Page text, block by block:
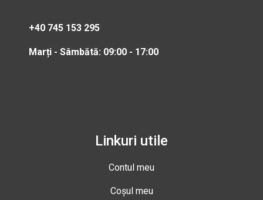
+40 745 153 295
Marți - Sâmbătă: 09:00 - 17:00
Linkuri utile
Contul meu
Coșul meu